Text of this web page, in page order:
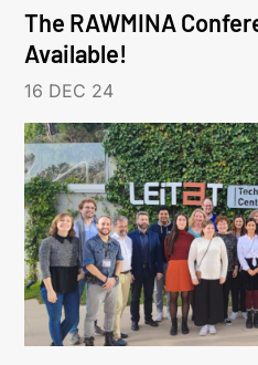
The RAWMINA
Available!
16 DEC 24